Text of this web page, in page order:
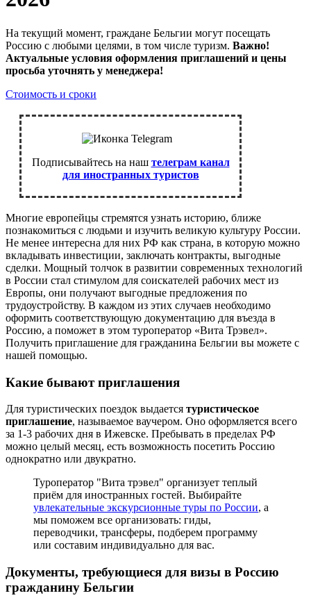
На текущий момент, граждане Бельгии могут посещать
Россию с любыми целями, в том числе туризм. Важно!
Актуальные условия оформления приглашений и цены
просьба уточнять у менеджера!
Стоимость и сроки
Подписывайтесь на наш телеграм канал
для иностранных туристов
Многие европейцы стремятся узнать историю, ближе
познакомиться с людьми и изучить великую культуру России.
Не менее интересна для них РФ как страна, в которую можно
вкладывать инвестиции, заключать контракты, выгодные
сделки. Мощный толчок в развитии современных технологий
в России стал стимулом для соискателей рабочих мест из
Европы, они получают выгодные предложения по
трудоустройству. В каждом из этих случаев необходимо
оформить соответствующую документацию для въезда в
Россию, а поможет в этом туроператор «Вита Трэвел».
Получить приглашение для гражданина Бельгии вы можете с
нашей помощью.
Какие бывают приглашения
Для туристических поездок выдается туристическое
приглашение, называемое ваучером. Оно оформляется всего
за 1-3 рабочих дня в Ижевске. Пребывать в пределах РФ
можно целый месяц, есть возможность посетить Россию
однократно или двукратно.
Туроператор "Вита трэвел" организует теплый
приём для иностранных гостей. Выбирайте
увлекательные экскурсионные туры по России, а
мы поможем все организовать: гиды,
переводчики, трансферы, подберем программу
или составим индивидуально для вас.
Документы, требующиеся для визы в Россию
гражданину Бельгии